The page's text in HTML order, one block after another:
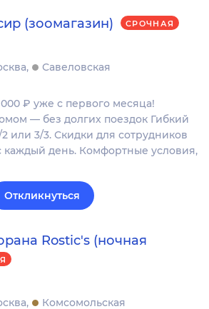
(зоомагазин) СРОЧНАЯ
Савеловская
₽ уже с первого месяца!
— без долгих поездок Гибкий
или 3/3. Скидки для сотрудников
день. Комфортные условия,
Откликнуться
Rostic's (ночная
Комсомольская